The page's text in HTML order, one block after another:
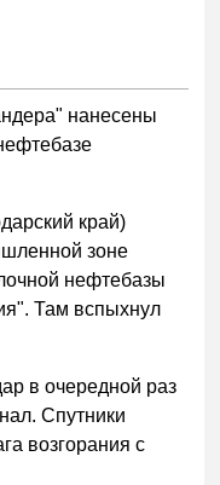
нанесены
край)
зоне
нефтебазы
Там вспыхнул
в очередной раз
Спутники
возгорания с